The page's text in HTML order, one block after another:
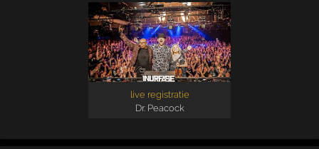
live registratie
Dr. Peacock